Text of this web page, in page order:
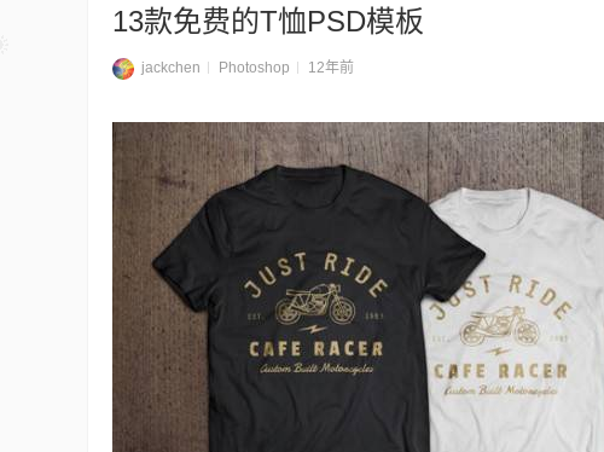
13款免费的T恤PSD模板
jackchen Photoshop 12年前
48个免费的Photoshop动作